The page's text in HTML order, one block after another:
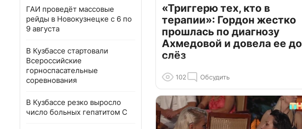
ГАИ проведёт массовые
рейды в Новокузнецке с 6 по
9 августа
В Кузбассе стартовали
Всероссийские
горноспасательные
соревнования
В Кузбассе резко выросло
число больных гепатитом С
«Триггерю тех, кто в
терапии»: Гордон жестко
прошлась по диагнозу
Ахмедовой и довела ее до
слёз
102 Обсудить